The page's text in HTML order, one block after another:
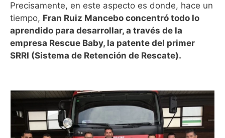
Precisamente, en este aspecto es donde, hace un
tiempo, Fran Ruiz Mancebo concentró todo lo
aprendido para desarrollar, a través de la
empresa Rescue Baby, la patente del primer
SRRI (Sistema de Retención de Rescate).